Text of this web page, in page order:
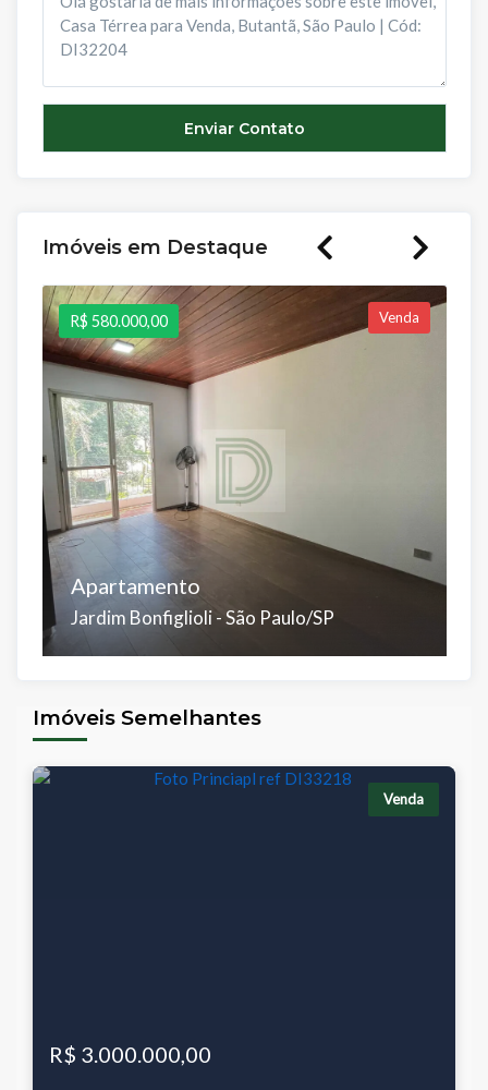
Imóveis em Destaque
R$ 580.000,00 Venda
Apartamento
Jardim Bonfiglioli - São Paulo/SP
Á.Total:
82 m²
Imóveis Semelhantes
Venda
R$ 3.000.000,00